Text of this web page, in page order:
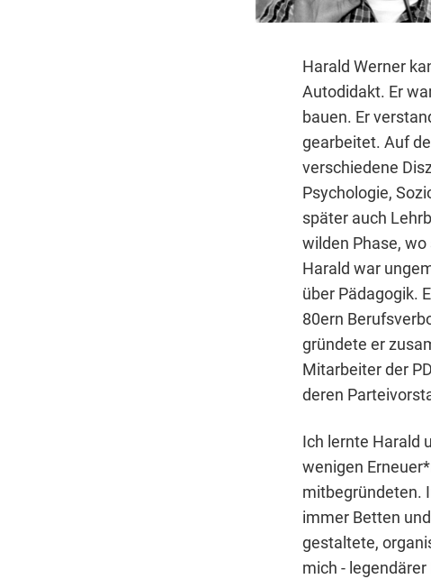
Harald Werner
Autodidakt. Er
bauen. Er
gearbeitet. Auf
verschiedene
Psychologie,
später auch
wilden Phase,
Harald war
über Pädagogik.
80ern
gründete er
Mitarbeiter der
deren
Ich lernte Harald
wenigen
mitbegründeten.
immer Betten
gestaltete,
mich -